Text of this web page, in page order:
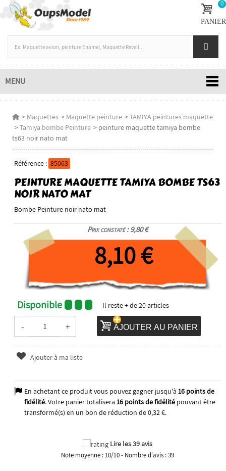
0
PANIER
MENU
> Maquettes > Maquette peinture >TAMIYA peintures maquette
>Tamiya bombe Peinture > peinture maquette tamiya bombe
ts63 noir nato mat
Référence : 85063
PEINTURE MAQUETTE TAMIYA BOMBE TS63
NOIR NATO MAT
Bombe Peinture noir nato mat
Prix constaté : 9,80 €
8,10 €
Disponible Il reste+ de 20articles
- + AJOUTER AU PANIER
Ajouter à ma liste
En achetant ce produit vous pouvez gagner jusqu'à 16points de
fidélité. Votre panier totalisera 16points de fidélitépouvant être
transformé(s) en un bon de réduction de0,32 €.
Lire les 39 avis
Note moyenne :10/10- Nombre d'avis :39